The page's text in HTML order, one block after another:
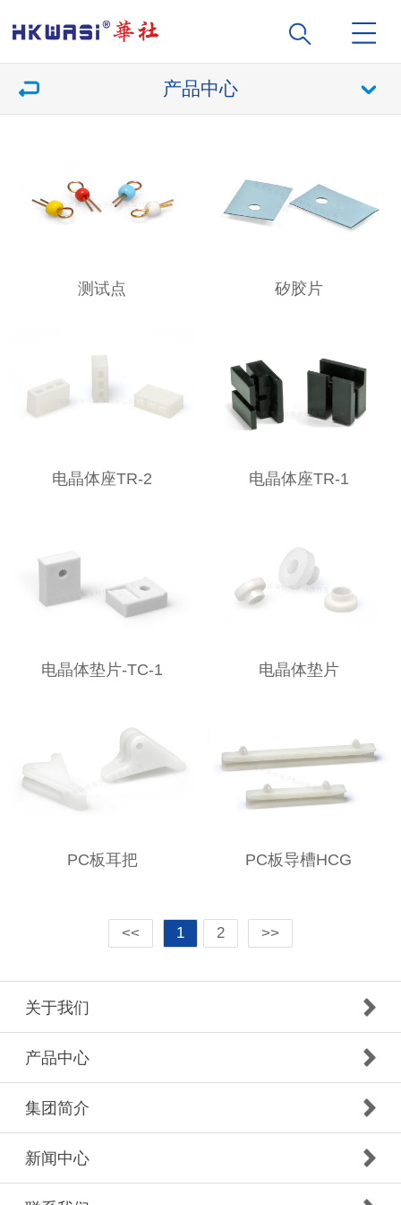
产品中心
测试点 矽胶片
电晶体座TR-2 电晶体座TR-1
电晶体垫片-TC-1 电晶体垫片
PC板耳把 PC板导槽HCG
<< 1 2 >>
关于我们
产品中心
集团简介
新闻中心